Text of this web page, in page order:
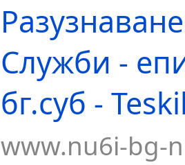
Служби -
бг.суб -
www.nu6i-bg-